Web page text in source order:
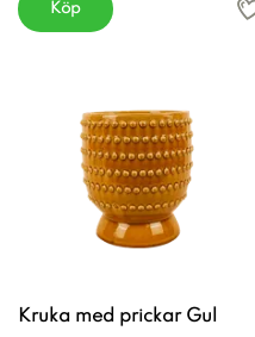
Köp
Kruka med prickar Gul